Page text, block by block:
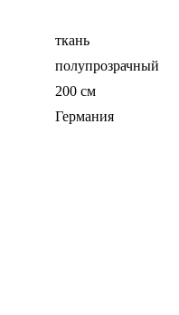
ткань
полупрозрачный
200 см
Германия